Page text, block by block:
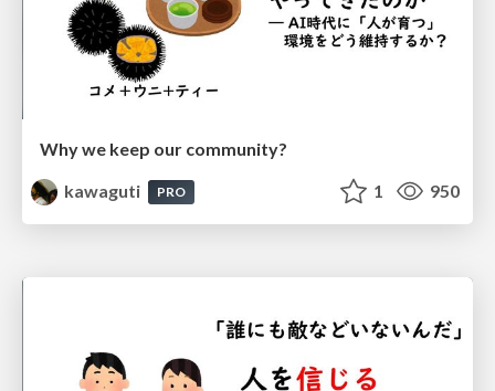
Why we keep our community?
kawaguti
PRO 1 950